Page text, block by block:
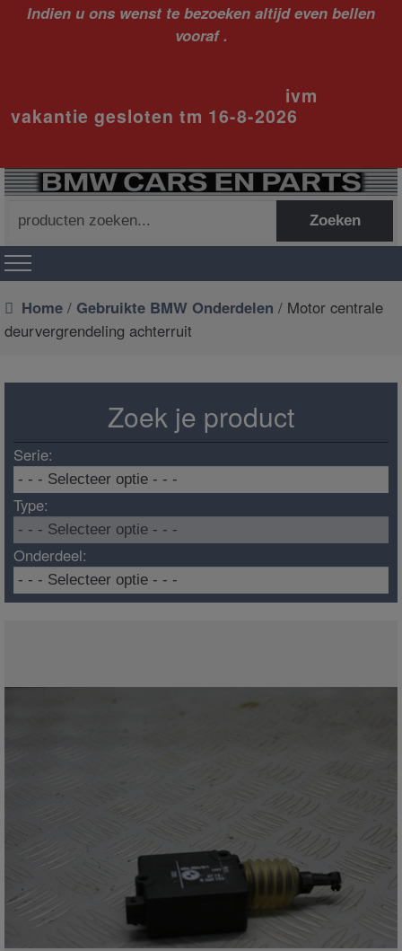
Indien u ons wenst te bezoeken altijd even bellen
vooraf .
ivm
vakantie gesloten tm 16-8-2026
naar:
Zoeken
Home / Gebruikte BMW Onderdelen / Motor centrale
deurvergrendeling achterruit
Zoek je product
Serie:
Type:
Onderdeel: